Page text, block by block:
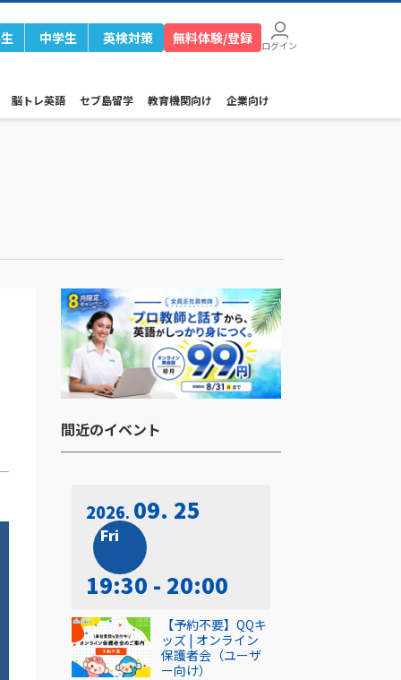
中学生 英検対策 無料体験/登録 ログイン
脳トレ英語 セブ島留学 教育機関向け 企業向け
間近のイベント​
2026 09. 25
Fri
19:30 - 20:00
【予約不要】QQキ
ッズ | オンライン
保護者会（ユーザ
ー向け）